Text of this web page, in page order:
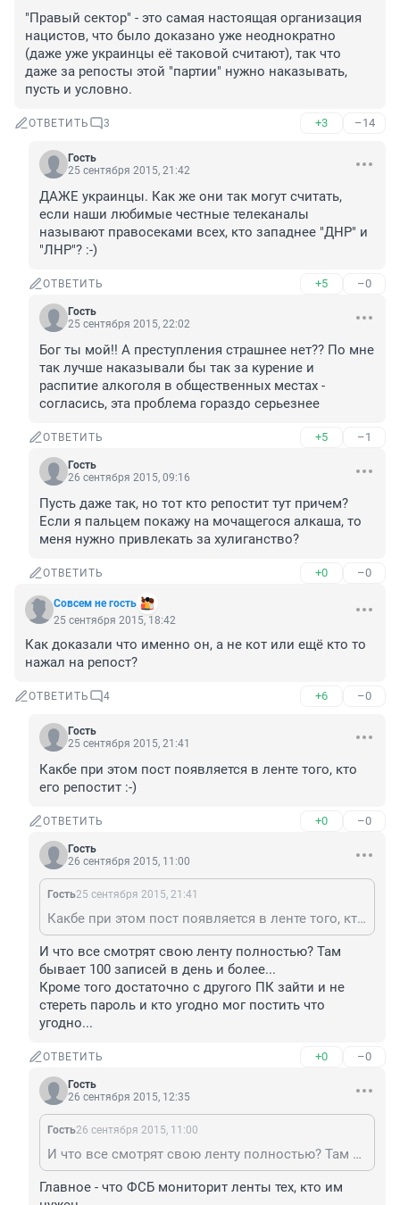
"Правый сектор" - это самая настоящая организация
нацистов, что было доказано уже неоднократно
(даже уже украинцы её таковой считают), так что
даже за репосты этой "партии" нужно наказывать,
пусть и условно.
ОТВЕТИТЬ 3 +3 –14
Гость
25 сентября 2015, 21:42
ДАЖЕ украинцы. Как же они так могут считать,
если наши любимые честные телеканалы
называют правосеками всех, кто западнее "ДНР" и
"ЛНР"? :-)
ОТВЕТИТЬ +5 –0
Гость
25 сентября 2015, 22:02
Бог ты мой!! А преступления страшнее нет?? По мне
так лучше наказывали бы так за курение и
распитие алкоголя в общественных местах -
согласись, эта проблема гораздо серьезнее
ОТВЕТИТЬ +5 –1
Гость
26 сентября 2015, 09:16
Пусть даже так, но тот кто репостит тут причем?
Если я пальцем покажу на мочащегося алкаша, то
меня нужно привлекать за хулиганство?
ОТВЕТИТЬ +0 –0
Совсем не гость
25 сентября 2015, 18:42
Как доказали что именно он, а не кот или ещё кто то
нажал на репост?
ОТВЕТИТЬ 4 +6 –0
Гость
25 сентября 2015, 21:41
Какбе при этом пост появляется в ленте того, кто
его репостит :-)
ОТВЕТИТЬ +0 –0
Гость
26 сентября 2015, 11:00
Гость25 сентября 2015, 21:41
Какбе при этом пост появляется в ленте того, кто его репостит :-)
И что все смотрят свою ленту полностью? Там
бывает 100 записей в день и более...
Кроме того достаточно с другого ПК зайти и не
стереть пароль и кто угодно мог постить что
угодно...
ОТВЕТИТЬ +0 –0
Гость
26 сентября 2015, 12:35
Гость26 сентября 2015, 11:00
И что все смотрят свою ленту полностью? Там бывает 100 записей в день и более... Кроме того достаточно с другого ПК зайти и не стереть пароль и кто угодно мог постить что угодно...
Главное - что ФСБ мониторит ленты тех, кто им